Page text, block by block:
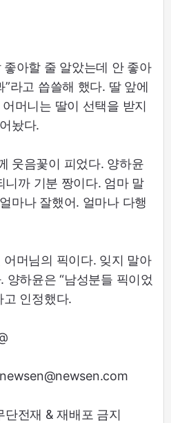
좋아할 줄 알았는데 안 좋아
라고 씁쓸해 했다. 딸 앞에
머니는 딸이 선택을 받지
놨다.
웃음꽃이 피었다. 양하윤
니까 기분 짱이다. 엄마 말
마나 잘했어. 얼마나 다행
어머님의 픽이다. 잊지 말아
양하윤은 “남성분들 픽이었
고 인정했다.
전재 & 재배포 금지